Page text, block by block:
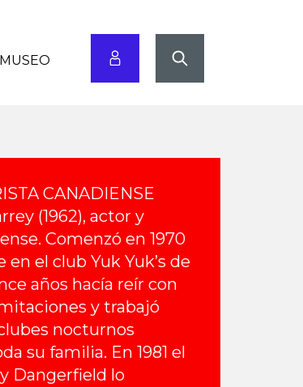
MUSEO
CANADIENSE
(1962), actor y
Comenzó en 1970
el club Yuk Yuk’s de
años hacía reír con
y trabajó
nocturnos
su familia. En 1981 el
Dangerfield lo